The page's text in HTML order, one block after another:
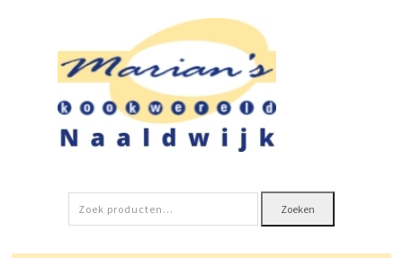
Zoeken
naar:
Zoeken